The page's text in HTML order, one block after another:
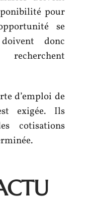
pour
se
donc
d’emploi de
exigée. Ils
cotisations